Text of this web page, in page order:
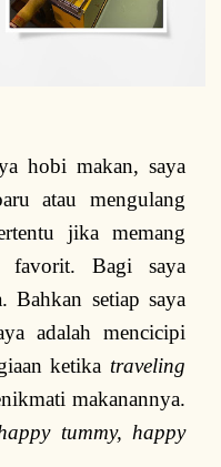
hobi makan, saya
atau mengulang
jika memang
favorit. Bagi saya
Bahkan setiap saya
adalah mencicipi
ketika traveling
makanannya.
tummy, happy